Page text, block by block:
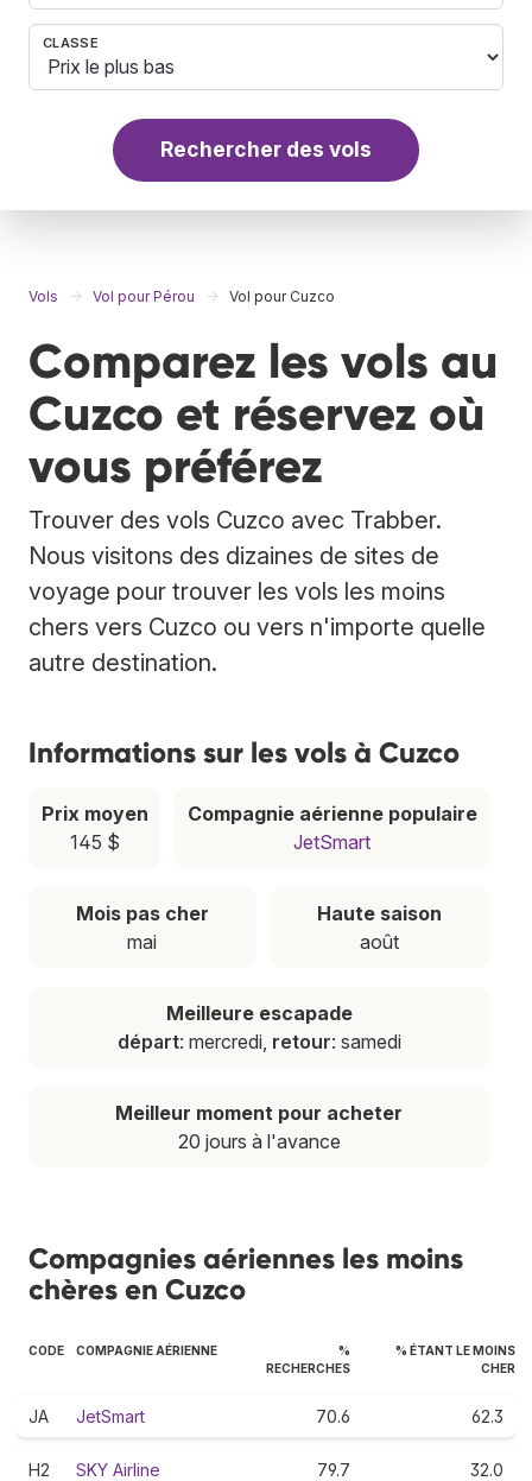
CLASSE
Rechercher des vols
Vols Vol pour Pérou Vol pour Cuzco
Comparez les vols au
Cuzco et réservez où
vous préférez
Trouver des vols Cuzco avec Trabber.
Nous visitons des dizaines de sites de
voyage pour trouver les vols les moins
chers vers Cuzco ou vers n'importe quelle
autre destination.
Informations sur les vols à Cuzco
Prix moyen
145 $
Compagnie aérienne populaire
JetSmart
Mois pas cher
mai
Haute saison
août
Meilleure escapade
départ: mercredi, retour: samedi
Meilleur moment pour acheter
20 jours à l'avance
Compagnies aériennes les moins
chères en Cuzco
CODE COMPAGNIE AÉRIENNE
%
RECHERCHES
% ÉTANT LE MOINS
CHER
JA JetSmart 70.6 62.3
H2 SKY Airline 79.7 32.0